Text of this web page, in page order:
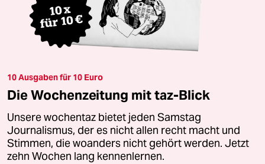
10 Ausgaben für 10 Euro
Die Wochenzeitung mit taz-Blick
Unsere wochentaz bietet jeden Samstag
Journalismus, der es nicht allen recht macht und
Stimmen, die woanders nicht gehört werden. Jetzt
zehn Wochen lang kennenlernen.